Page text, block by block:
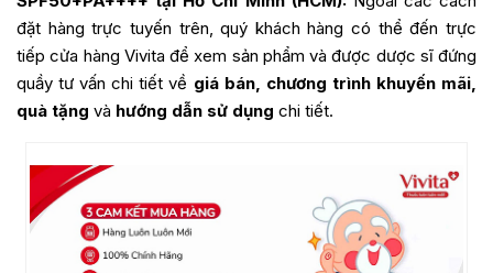
đặt hàng trực tuyến trên, quý khách hàng có thể đến trực
tiếp cửa hàng Vivita để xem sản phẩm và được dược sĩ đứng
quầy tư vấn chi tiết về giá bán, chương trình khuyến mãi,
quà tặng và hướng dẫn sử dụng chi tiết.